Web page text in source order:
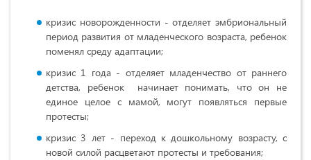
кризис новорожденности - отделяет эмбриональный
период развития от младенческого возраста, ребенок
поменял среду адаптации;
кризис 1 года - отделяет младенчество от раннего
детства, ребенок начинает понимать, что он не
единое целое с мамой, могут появляться первые
протесты;
кризис 3 лет - переход к дошкольному возрасту, с
новой силой расцветают протесты и требования;